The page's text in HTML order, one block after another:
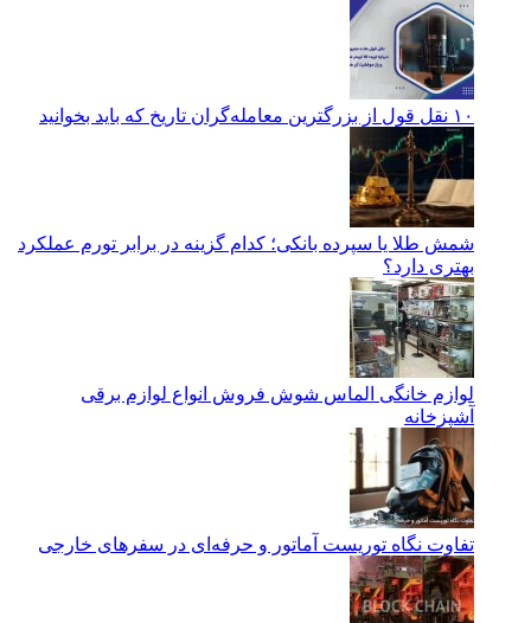
۱۰ نقل قول از بزرگترین معامله‌گران تاریخ که باید بخوانید
شمش طلا یا سپرده بانکی؛ کدام گزینه در برابر تورم عملکرد
بهتری دارد؟
لوازم خانگی الماس شوش فروش انواع لوازم برقی
آشپزخانه
تفاوت نگاه توریست آماتور و حرفه‌ای در سفرهای خارجی